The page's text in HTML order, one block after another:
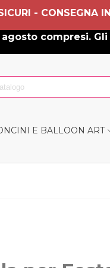
- CONSEGNA
agosto
E BALLOON ART